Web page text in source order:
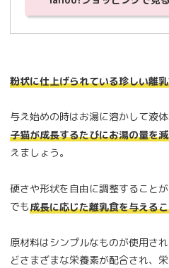
粉状に仕上げられている珍しい離
与え始めの時はお湯に溶かして液
子猫が成長するたびにお湯の量を
えましょう。
硬さや形状を自由に調整すること
でも成長に応じた離乳食を与える
原材料はシンプルなものが使用さ
どさまざまな栄養素が配合され、